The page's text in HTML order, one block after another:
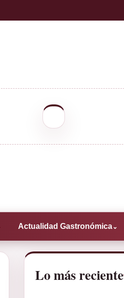
Actualidad Gastronómica⌄
Lo más reciente